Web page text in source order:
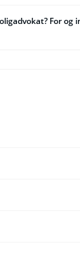
For og